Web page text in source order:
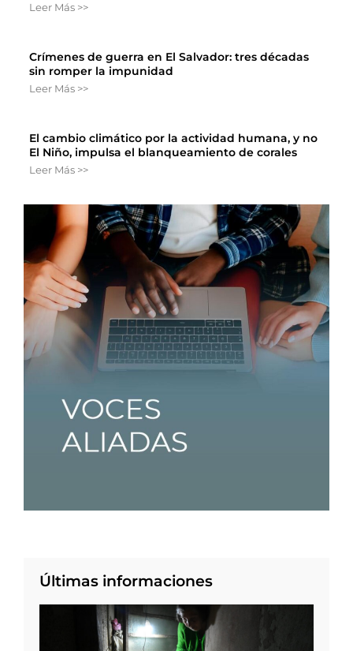
Leer Más >>
Crímenes de guerra en El Salvador: tres décadas
sin romper la impunidad
Leer Más >>
El cambio climático por la actividad humana, y no
El Niño, impulsa el blanqueamiento de corales
Leer Más >>
Últimas informaciones